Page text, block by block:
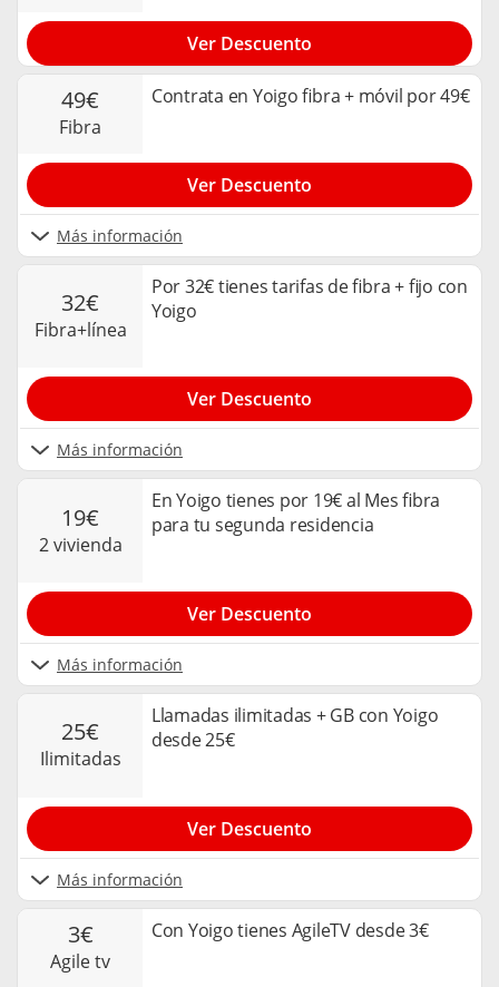
Ver Descuento
49€
fibra
Contrata en Yoigo fibra + móvil por 49€
Más información
Ver Descuento
32€
fibra+línea
Por 32€ tienes tarifas de fibra + fijo con
Yoigo
Más información
Ver Descuento
19€
2 vivienda
En Yoigo tienes por 19€ al Mes fibra
para tu segunda residencia
Más información
Ver Descuento
25€
ilimitadas
Llamadas ilimitadas + GB con Yoigo
desde 25€
Más información
Ver Descuento
3€
agile tv
Con Yoigo tienes AgileTV desde 3€